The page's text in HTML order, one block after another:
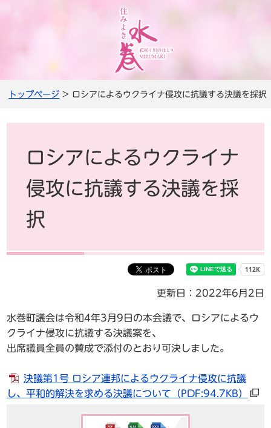
トップページ > ロシアによるウクライナ侵攻に抗議する決議を採択
ロシアによるウクライナ
侵攻に抗議する決議を採
択
更新日：2022年6月2日
水巻町議会は令和4年3月9日の本会議で、ロシアによるウ
クライナ侵攻に抗議する決議案を、
出席議員全員の賛成で添付のとおり可決しました。
決議第1号 ロシア連邦によるウクライナ侵攻に抗議
し、平和的解決を求める決議について （PDF:94.7KB）